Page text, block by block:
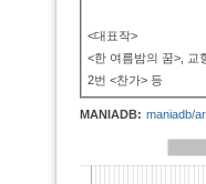
<대표작>
<한 여름밤의 꿈>, 교
2번 <찬가> 등
MANIADB: maniadb/